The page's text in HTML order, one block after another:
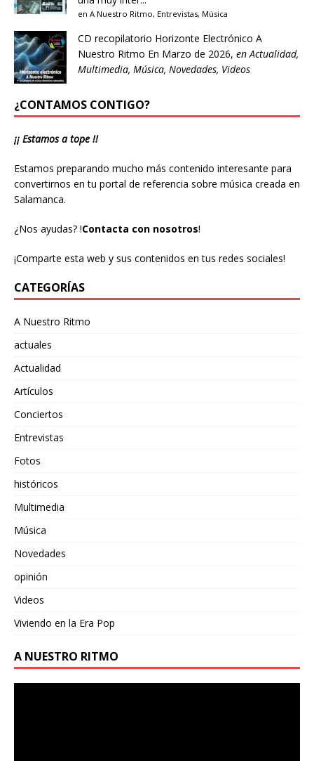
en A Nuestro Ritmo, Entrevistas, Música
CD recopilatorio Horizonte Electrónico A
Nuestro Ritmo En Marzo de 2026, en Actualidad,
Multimedia, Música, Novedades, Videos
¿CONTAMOS CONTIGO?
¡¡ Estamos a tope !!
Estamos preparando mucho más contenido interesante para
convertirnos en tu portal de referencia sobre música creada en
Salamanca.
¿Nos ayudas? !Contacta con nosotros!
¡Comparte esta web y sus contenidos en tus redes sociales!
CATEGORÍAS
A Nuestro Ritmo
actuales
Actualidad
Artículos
Conciertos
Entrevistas
Fotos
históricos
Multimedia
Música
Novedades
opinión
Videos
Viviendo en la Era Pop
A NUESTRO RITMO